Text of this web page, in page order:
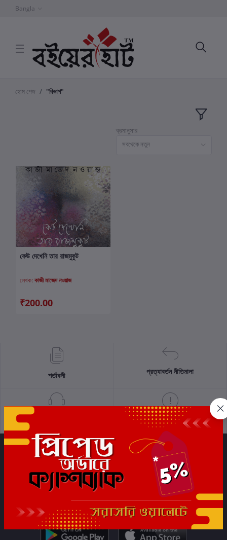
Bangla
হোম পেজ "বিভাগ"
ক্রমানুসার
সবথেকে নতুন
কার্টে যোগ করুন
কেউ দেখেনি তার রাজমুকুট
লেখক: কাজী মাজেদ নওয়াজ
₹200.00
শর্তাবলী প্রত্যাবর্তন নীতিমালা
গোপনীয়তা নীতি
সাবস্ক্রাইব